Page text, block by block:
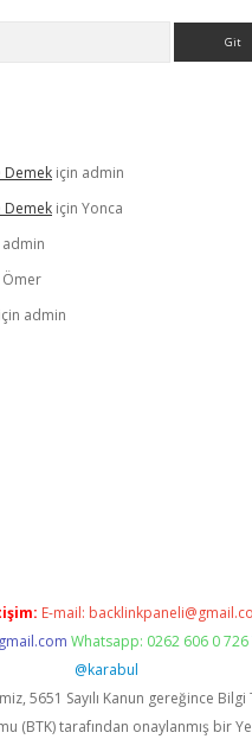
Demek için admin
Demek için Yonca
admin
Ömer
için admin
E-mail:
Whatsapp: 0262 606 0 726
@karabul
5651 Sayılı Kanun gereğince
(BTK) tarafından onaylanmış bir